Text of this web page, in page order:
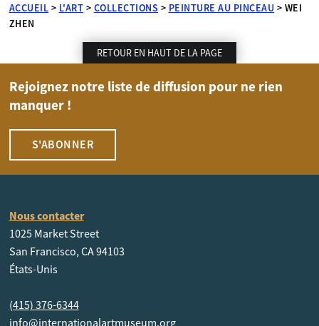
ACCUEIL > L'ART > COLLECTIONS > PEINTURE AU PINCEAU > WEI
ZHEN
RETOUR EN HAUT DE LA PAGE
Rejoignez notre liste de diffusion pour ne rien
manquer !
S'ABONNER
Nous contacter
1025 Market Street
San Francisco, CA 94103
États-Unis
(415) 376-6344